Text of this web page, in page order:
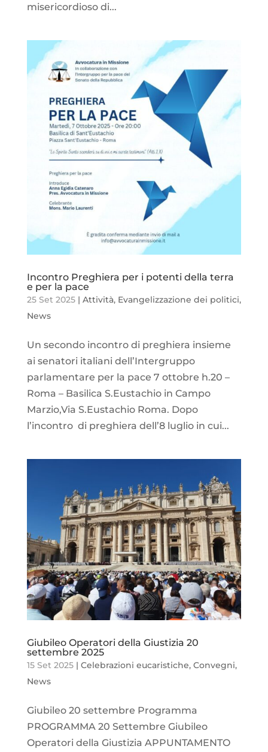
misericordioso di...
Incontro Preghiera per i potenti della terra
e per la pace
25 Set 2025| Attività, Evangelizzazione dei politici,
News
Un secondo incontro di preghiera insieme
ai senatori italiani dell’Intergruppo
parlamentare per la pace 7 ottobre h.20 –
Roma – Basilica S.Eustachio in Campo
Marzio,Via S.Eustachio Roma. Dopo
l’incontro di preghiera dell’8 luglio in cui...
Giubileo Operatori della Giustizia 20
settembre 2025
15 Set 2025| Celebrazioni eucaristiche, Convegni,
News
Giubileo 20 settembre Programma
PROGRAMMA 20 Settembre Giubileo
Operatori della Giustizia APPUNTAMENTO